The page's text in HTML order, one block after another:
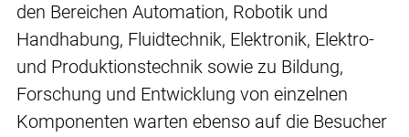
den Bereichen Automation, Robotik und
Handhabung, Fluidtechnik, Elektronik, Elektro-
und Produktionstechnik sowie zu Bildung,
Forschung und Entwicklung von einzelnen
Komponenten warten ebenso auf die Besucher